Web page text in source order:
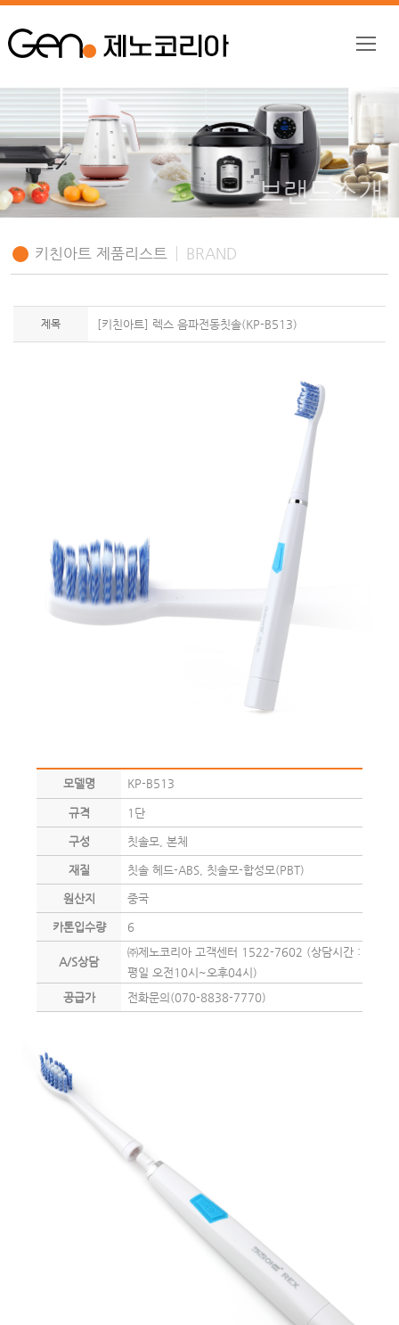
브랜드소개
키친아트 제품리스트 BRAND
제목 [키친아트] 렉스 음파전동칫솔(KP-B513)
모델명 KP-B513
규격 1단
구성 칫솔모, 본체
재질 칫솔 헤드-ABS, 칫솔모-합성모(PBT)
원산지 중국
카톤입수량 6
A/S상담
㈜제노코리아 고객센터 1522-7602 (상담시간 :
평일 오전10시~오후04시)
공급가
전화문의(070-8838-7770)